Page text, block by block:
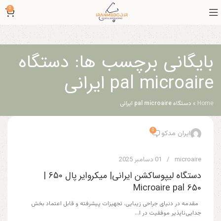
0
بایگانی برچسب ها: دستگاه
pal microaire ایرانی
Home
» دستگاه pal microaire ایرانی
ایران مدکو 0
microaire 01 دسامبر 2025
دستگاه لیپوساکشن ایرانی| میکروایر پال 650 |
Microaire pal 650
مقدمه در دنیای جراحی زیبایی، تجهیزات پیشرفته و قابل اعتماد بخش
جدایی‌ناپذیر موفقیت در ا...